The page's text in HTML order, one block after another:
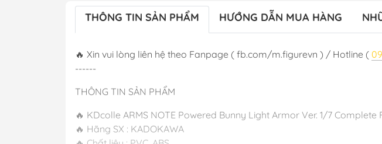
THÔNG TIN SẢN PHẨM HƯỚNG DẪN MUA HÀNG
🔥 Xin vui lòng liên hệ theo Fanpage ( fb.com/m.figurevn ) / Hotline (
------
THÔNG TIN SẢN PHẨM
🔥 KDcolle ARMS NOTE Powered Bunny Light Armor Ver. 1/7 Complete
🔥 Hãng SX : KADOKAWA